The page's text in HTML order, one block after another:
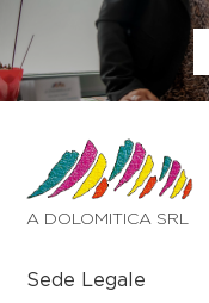
A DOLOMITICA SRL
Sede Legale